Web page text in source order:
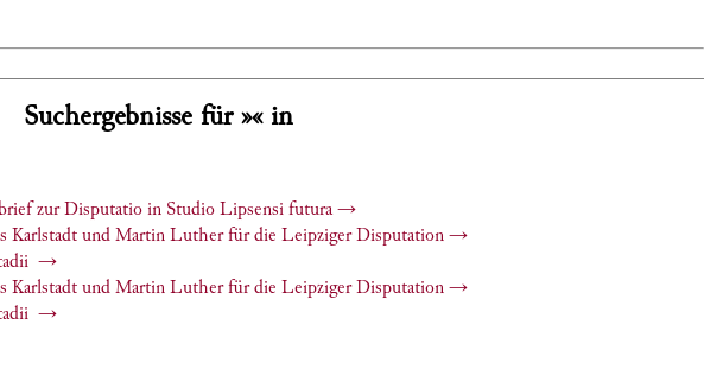
Suchergebnisse für »« in
zur Disputatio in Studio Lipsensi futura→
Karlstadt und Martin Luther für die Leipziger Disputation→
→
Karlstadt und Martin Luther für die Leipziger Disputation→
→